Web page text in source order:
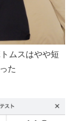
ムスはやや短
た